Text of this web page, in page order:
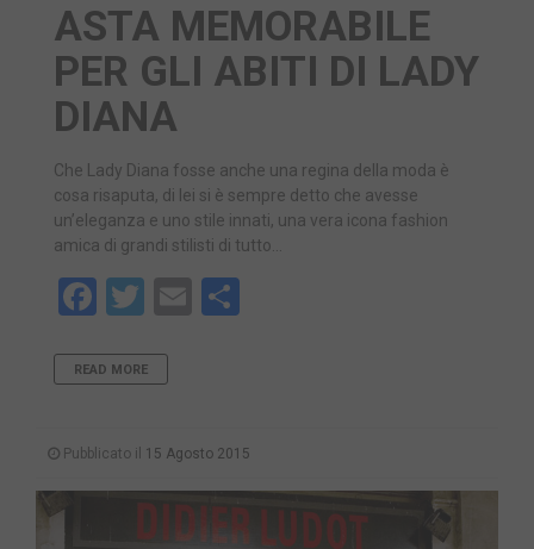
ASTA MEMORABILE
PER GLI ABITI DI LADY
DIANA
Che Lady Diana fosse anche una regina della moda è
cosa risaputa, di lei si è sempre detto che avesse
un’eleganza e uno stile innati, una vera icona fashion
amica di grandi stilisti di tutto…
Facebook
Twitter
Email
READ MORE
Pubblicato il 15 Agosto 2015